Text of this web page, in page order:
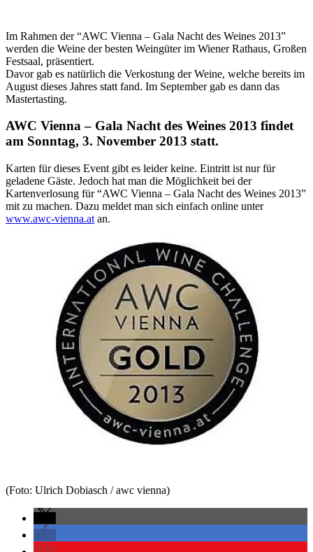
Im Rahmen der “AWC Vienna – Gala Nacht des Weines 2013”
werden die Weine der besten Weingüter im Wiener Rathaus, Großen
Festsaal, präsentiert.
Davor gab es natürlich die Verkostung der Weine, welche bereits im
August dieses Jahres statt fand. Im September gab es dann das
Mastertasting.
AWC Vienna – Gala Nacht des Weines 2013 findet
am Sonntag, 3. November 2013 statt.
Karten für dieses Event gibt es leider keine. Eintritt ist nur für
geladene Gäste. Jedoch hat man die Möglichkeit bei der
Kartenverlosung für “AWC Vienna – Gala Nacht des Weines 2013”
mit zu machen. Dazu meldet man sich einfach online unter
www.awc-vienna.at an.
(Foto: Ulrich Dobiasch / awc vienna)